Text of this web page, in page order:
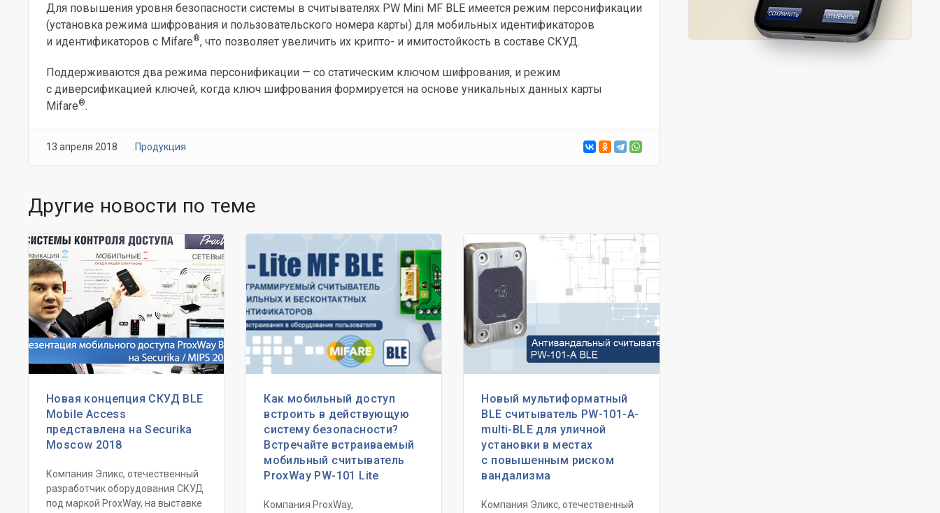
Для повышения уровня безопасности системы в считывателях PW Mini MF BLE имеется режим персонификации
(установка режима шифрования и пользовательского номера карты) для мобильных идентификаторов
и идентификаторов с Mifare®, что позволяет увеличить их крипто- и имитостойкость в составе СКУД.
Поддерживаются два режима персонификации — со статическим ключом шифрования, и режим
с диверсификацией ключей, когда ключ шифрования формируется на основе уникальных данных карты
Mifare®.
13 апреля 2018 Продукция
Другие новости по теме
Новая концепция СКУД BLE
Mobile Access
представлена на Securika
Moscow 2018
Компания Эликс, отечественный
разработчик оборудования СКУД
под маркой ProxWay, на выставке
Как мобильный доступ
встроить в действующую
систему безопасности?
Встречайте встраиваемый
мобильный считыватель
ProxWay PW-101 Lite
Компания ProxWay,
Новый мультиформатный
BLE считыватель PW-101-A-
multi-BLE для уличной
установки в местах
с повышенным риском
вандализма
Компания Эликс, отечественный